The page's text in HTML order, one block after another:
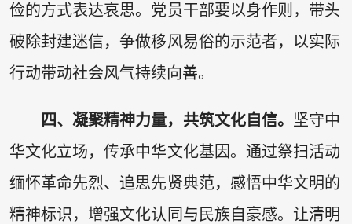
俭的方式表达哀思。党员干部要以身作则，带头
破除封建迷信，争做移风易俗的示范者，以实际
行动带动社会风气持续向善。
四、凝聚精神力量，共筑文化自信。 坚守中
华文化立场，传承中华文化基因。通过祭扫活动
缅怀革命先烈、追思先贤典范，感悟中华文明的
精神标识，增强文化认同与民族自豪感。让清明